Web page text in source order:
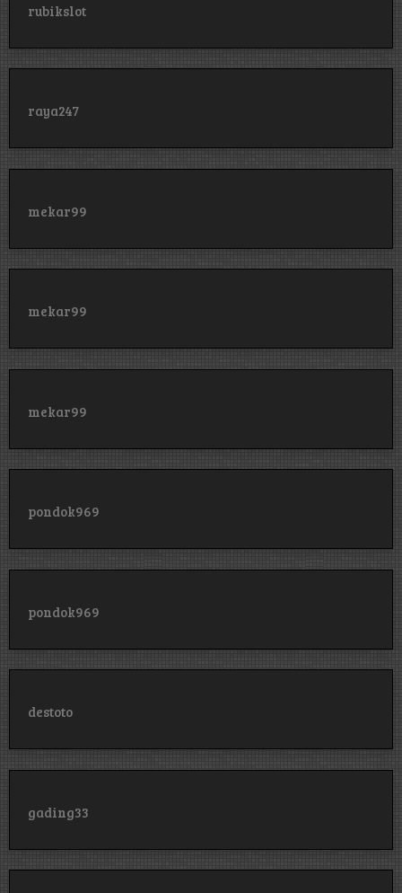
rubikslot
raya247
mekar99
mekar99
mekar99
pondok969
pondok969
destoto
gading33